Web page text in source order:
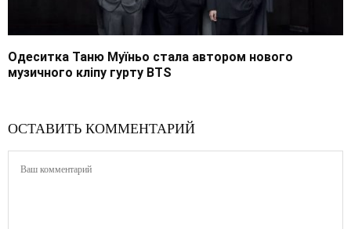
Одеситка Таню Муїньо стала автором нового
музичного кліпу гурту BTS
ОСТАВИТЬ КОММЕНТАРИЙ